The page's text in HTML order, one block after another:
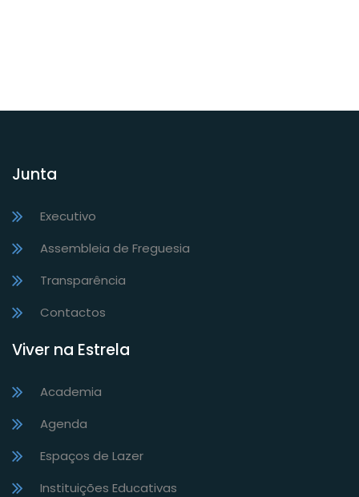
Junta
Executivo
Assembleia de Freguesia
Transparência
Contactos
Viver na Estrela
Academia
Agenda
Espaços de Lazer
Instituições Educativas